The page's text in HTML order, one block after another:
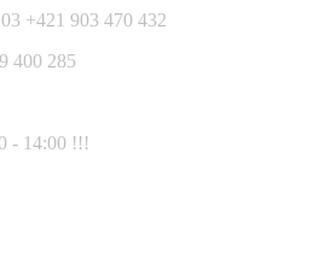
+421 903 470 432
400 285
- 14:00 !!!